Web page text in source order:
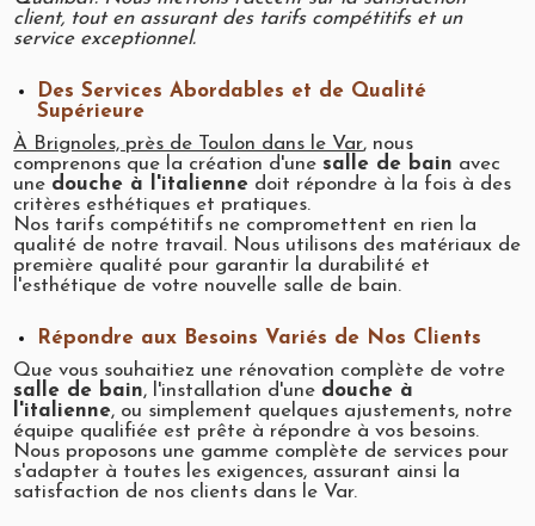
client, tout en assurant des tarifs compétitifs et un
service exceptionnel.
Des Services Abordables et de Qualité
Supérieure
À Brignoles, près de Toulon dans le Var, nous
comprenons que la création d'unesalle de bain avec
une douche à l'italienne doit répondre à la fois à des
critères esthétiques et pratiques.
Nos tarifs compétitifs ne compromettent en rien la
qualité de notre travail. Nous utilisons des matériaux de
première qualité pour garantir la durabilité et
l'esthétique de votre nouvelle salle de bain.
Répondre aux Besoins Variés de Nos Clients
Que vous souhaitiez une rénovation complète de votre
salle de bain, l'installation d'une douche à
l'italienne, ou simplement quelques ajustements, notre
équipe qualifiée est prête à répondre à vos besoins.
Nous proposons une gamme complète de services pour
s'adapter à toutes les exigences, assurant ainsi la
satisfaction de nos clients dans le Var.